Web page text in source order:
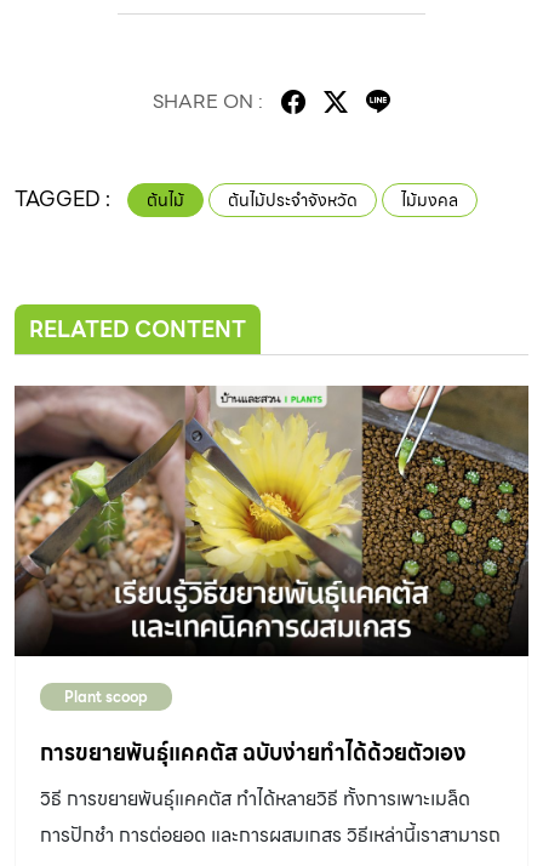
SHARE ON :
TAGGED : ต้นไม้ ต้นไม้ประจำจังหวัด ไม้มงคล
RELATED CONTENT
Plant scoop
การขยายพันธุ์แคคตัส ฉบับง่ายทำได้ด้วยตัวเอง
วิธี การขยายพันธุ์แคคตัส ทำได้หลายวิธี ทั้งการเพาะเมล็ด
การปักชำ การต่อยอด และการผสมเกสร วิธีเหล่านี้เราสามารถ